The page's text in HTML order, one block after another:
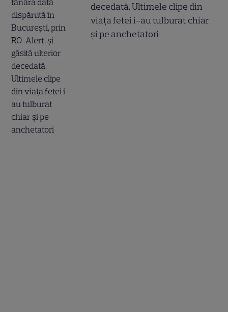
decedată. Ultimele clipe din
viața fetei i-au tulburat chiar
și pe anchetatori